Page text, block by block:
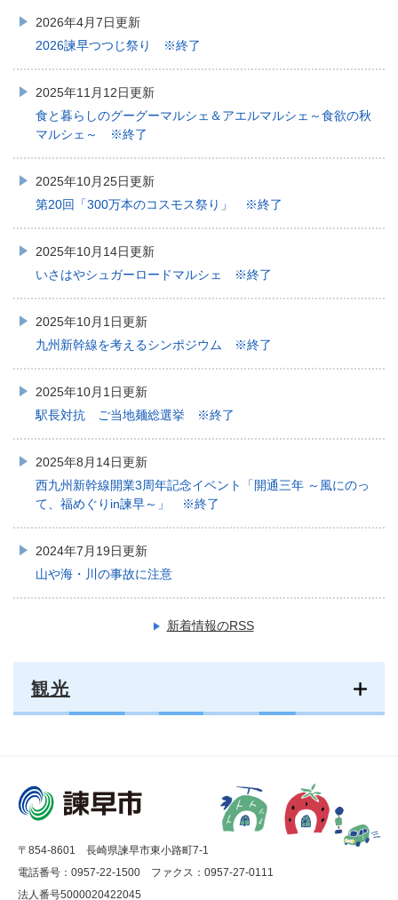
2026年4月7日更新
2026諫早つつじ祭り ※終了
2025年11月12日更新
食と暮らしのグーグーマルシェ＆アエルマルシェ～食欲の秋
マルシェ～ ※終了
2025年10月25日更新
第20回「300万本のコスモス祭り」 ※終了
2025年10月14日更新
いさはやシュガーロードマルシェ ※終了
2025年10月1日更新
九州新幹線を考えるシンポジウム ※終了
2025年10月1日更新
駅長対抗 ご当地麺総選挙 ※終了
2025年8月14日更新
西九州新幹線開業3周年記念イベント「開通三年 ～風にのっ
て、福めぐりin諫早～」 ※終了
2024年7月19日更新
山や海・川の事故に注意
新着情報のRSS
観光
〒854-8601 長崎県諫早市東小路町7-1
電話番号：0957-22-1500
ファクス：0957-27-0111
法人番号5000020422045